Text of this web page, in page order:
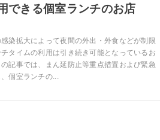
できる個室ランチのお店
染拡大によって夜間の外出・外食などが制限
タイムの利用は引き続き可能となっているお
記事では、まん延防止等重点措置および緊急
個室ランチの...